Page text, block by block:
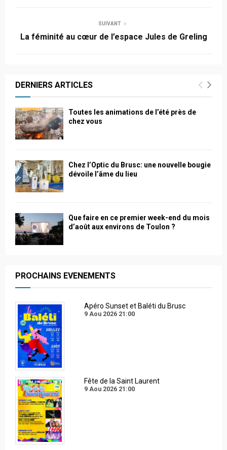
SUIVANT
La féminité au cœur de l’espace Jules de Greling
DERNIERS ARTICLES
Toutes les animations de l’été près de
chez vous
Chez l’Optic du Brusc: une nouvelle bougie
dévoile l’âme du lieu
Que faire en ce premier week-end du mois
d’août aux environs de Toulon ?
PROCHAINS EVENEMENTS
Apéro Sunset et Baléti du Brusc
9 Aou 2026 21:00
Fête de la Saint Laurent
9 Aou 2026 21:00